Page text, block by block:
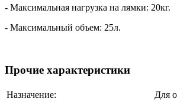
- Максимальная нагрузка на лямки: 20кг.
- Максимальный объем: 25л.
Прочие характеристики
Назначение:
Для